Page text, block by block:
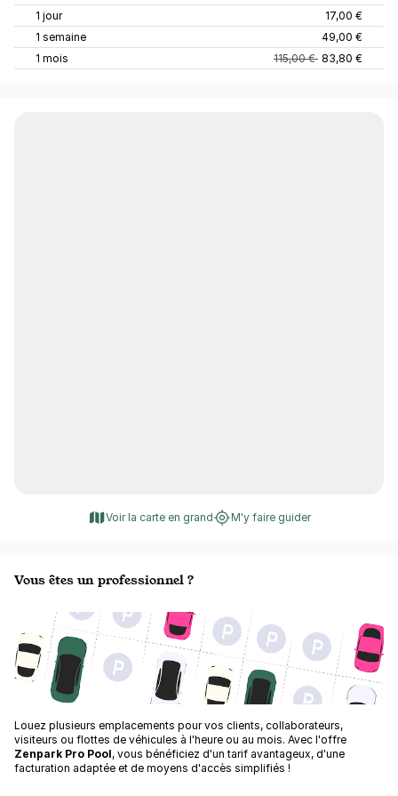
1 jour
17,00 €
1 semaine
49,00 €
1 mois
115,00 € 83,80 €
Voir la carte en grand M'y faire guider
Vous êtes un professionnel ?
Louez plusieurs emplacements pour vos clients, collaborateurs,
visiteurs ou flottes de véhicules à l'heure ou au mois. Avec l'offre
Zenpark Pro Pool, vous bénéficiez d'un tarif avantageux, d'une
facturation adaptée et de moyens d'accès simplifiés !